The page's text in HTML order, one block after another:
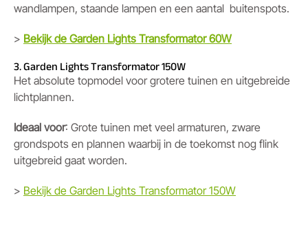
wandlampen, staande lampen en een aantal buitenspots.
> Bekijk de Garden Lights Transformator 60W
3. Garden Lights Transformator 150W
Het absolute topmodel voor grotere tuinen en uitgebreide
lichtplannen.
Ideaal voor: Grote tuinen met veel armaturen, zware
grondspots en plannen waarbij in de toekomst nog flink
uitgebreid gaat worden.
> Bekijk de Garden Lights Transformator 150W